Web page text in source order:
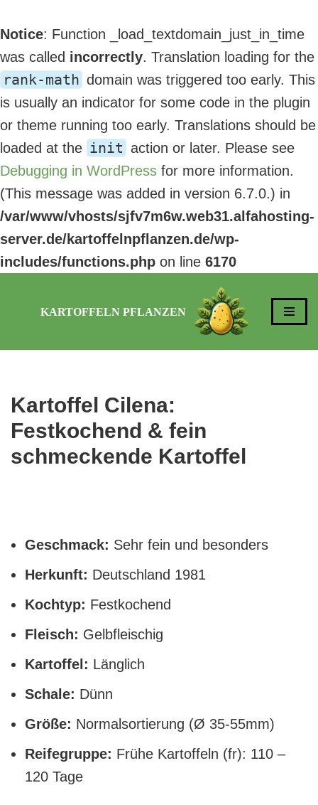
Notice: Function _load_textdomain_just_in_time
was called incorrectly. Translation loading for the
rank-math domain was triggered too early. This
is usually an indicator for some code in the plugin
or theme running too early. Translations should be
loaded at the init action or later. Please see
Debugging in WordPress for more information.
(This message was added in version 6.7.0.) in
/var/www/vhosts/sjfv7m6w.web31.alfahosting-
server.de/kartoffelnpflanzen.de/wp-
includes/functions.php on line 6170
KARTOFFELN PFLANZEN
Kartoffel Cilena:
Festkochend & fein
schmeckende Kartoffel
Geschmack: Sehr fein und besonders
Herkunft: Deutschland 1981
Kochtyp: Festkochend
Fleisch: Gelbfleischig
Kartoffel: Länglich
Schale: Dünn
Größe: Normalsortierung (Ø 35-55mm)
Reifegruppe: Frühe Kartoffeln (fr): 110 –
120 Tage